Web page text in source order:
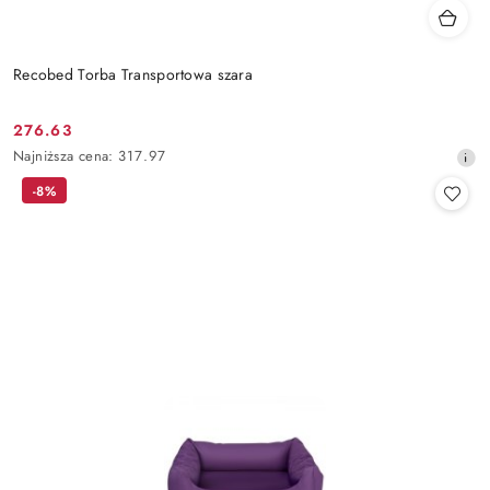
Recobed Torba Transportowa szara
Cena
promocyjna:
276.63
Najniższa
cena
Najniższa cena: 317.97
-8%